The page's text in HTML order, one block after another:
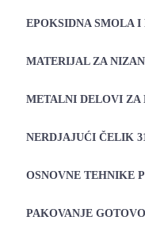
EPOKSIDNA SMOLA
MATERIJAL ZA
METALNI DELOVI ZA
NERDJAJUĆI ČELIK
OSNOVNE TEHNIKE
PAKOVANJE